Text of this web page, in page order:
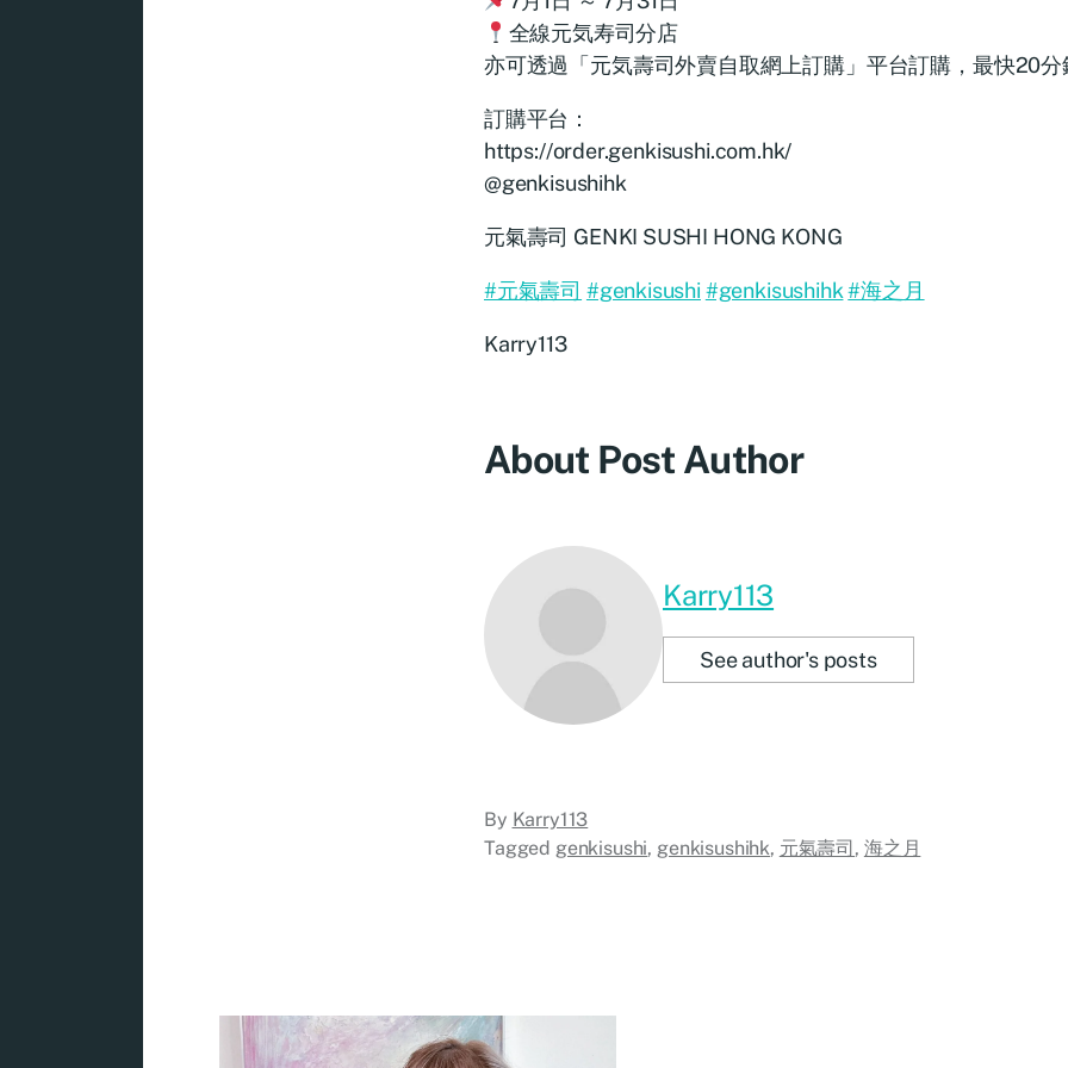
全線元気寿司分店
亦可透過「元気壽司外賣自取網上訂購」平台訂購，最快20分
訂購平台：
https://order.genkisushi.com.hk/
@genkisushihk
元氣壽司 GENKI SUSHI HONG KONG
#元氣壽司 #genkisushi #genkisushihk#海之月
Karry113
About Post Author
Karry113
See author's posts
By Karry113
Tagged genkisushi, genkisushihk, 元氣壽司 , 海之月